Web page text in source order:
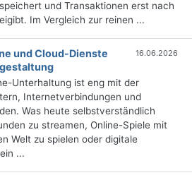
und Transaktionen erst nach
Im Vergleich zur reinen ...
und Cloud-Dienste
16.06.2026
Unterhaltung ist eng mit der
Internetverbindungen und
Was heute selbstverständlich
zu streamen, Online-Spiele mit
Welt zu spielen oder digitale
...